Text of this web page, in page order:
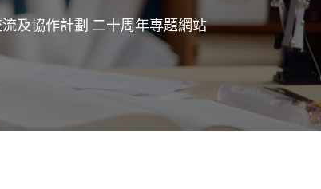
及協作計劃 二十周年專題網站